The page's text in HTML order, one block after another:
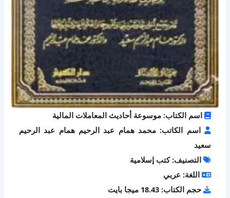
اسم الكتاب: موسوعة أحاديث المعاملات المالية
اسم الكاتب: محمد همام عبد الرحيم همام عبد الرحيم
سعيد
التصنيف: كتب إسلامية
اللغة: عربي
حجم الكتاب: 18.43 ميجا بايت